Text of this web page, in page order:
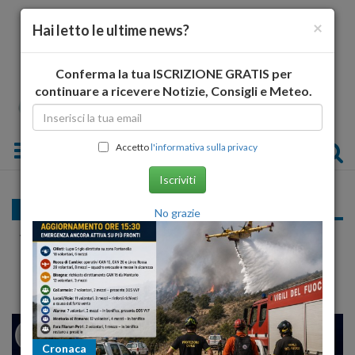
Toggle navigation
Amministrative L'Aquila: lista Socialisti Riformisti,
tutte le preferenze
MILANO 24 26
×
Hai letto le ultime news?
Conferma la tua ISCRIZIONE GRATIS per
continuare a ricevere Notizie, Consigli e Meteo.
Accettol'informativa sulla privacy
Iscriviti
No grazie
Cronaca